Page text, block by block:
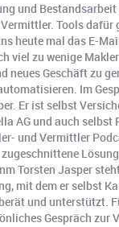
und
Tools dafür
heute mal das E-
viel zu wenige
neues Geschäft zu
Im
Er ist selbst
AG und auch selbst
und Vermittler
Torsten Jasper
mit dem er selbst
und unterstützt.
Gespräch zur